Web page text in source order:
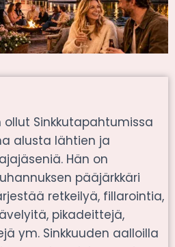
ollut Sinkkutapahtumissa
alusta lähtien ja
Hän on
pääjärkkäri
retkeilyä, fillarointia,
pikadeittejä,
ym. Sinkkuuden aalloilla